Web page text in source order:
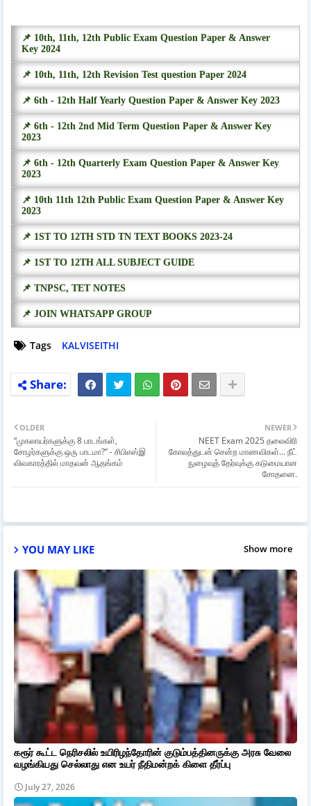
📌 10th, 11th, 12th Public Exam Question Paper & Answer
Key 2024
📌 10th, 11th, 12th Revision Test question Paper 2024
📌 6th - 12th Half Yearly Question Paper & Answer Key 2023
📌 6th - 12th 2nd Mid Term Question Paper & Answer Key
2023
📌 6th - 12th Quarterly Exam Question Paper & Answer Key
2023
📌 10th 11th 12th Public Exam Question Paper & Answer Key
2023
📌 1ST TO 12TH STD TN TEXT BOOKS 2023-24
📌 1ST TO 12TH ALL SUBJECT GUIDE
📌 TNPSC, TET NOTES
📌 JOIN WHATSAPP GROUP
Tags KALVISEITHI
NEWER
NEET Exam 2025 தலைவிரி
கோலத்துடன் சென்ற மாணவிகள்... நீட்
நுழைவுத் தேர்வுக்கு கடுமையான
சோதனை.
OLDER
“முகலாயர்களுக்கு 8 பாடங்கள்,
சோழர்களுக்கு ஒரு பாடமா?” - சிபிஎஸ்இ
விவகாரத்தில் மாதவன் ஆதங்கம்
YOU MAY LIKE Show more
கரூர் கூட்ட நெரிசலில் உயிரிழந்தோரின் குடும்பத்தினருக்கு அரசு வேலை
வழங்கியது செல்லாது என உயர் நீதிமன்றக் கிளை தீர்ப்பு
July 27, 2026